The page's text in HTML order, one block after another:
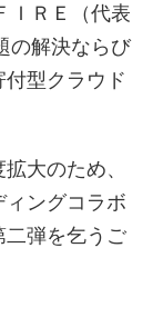
ＩＲＥ（代表
の解決ならび
型クラウド
大のため、
ングコラボ
二弾を乞うご